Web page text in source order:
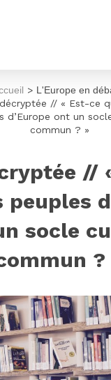
> L'Europe en
// « Est-ce
d’Europe ont un
commun ? »
//
peuples
socle
?